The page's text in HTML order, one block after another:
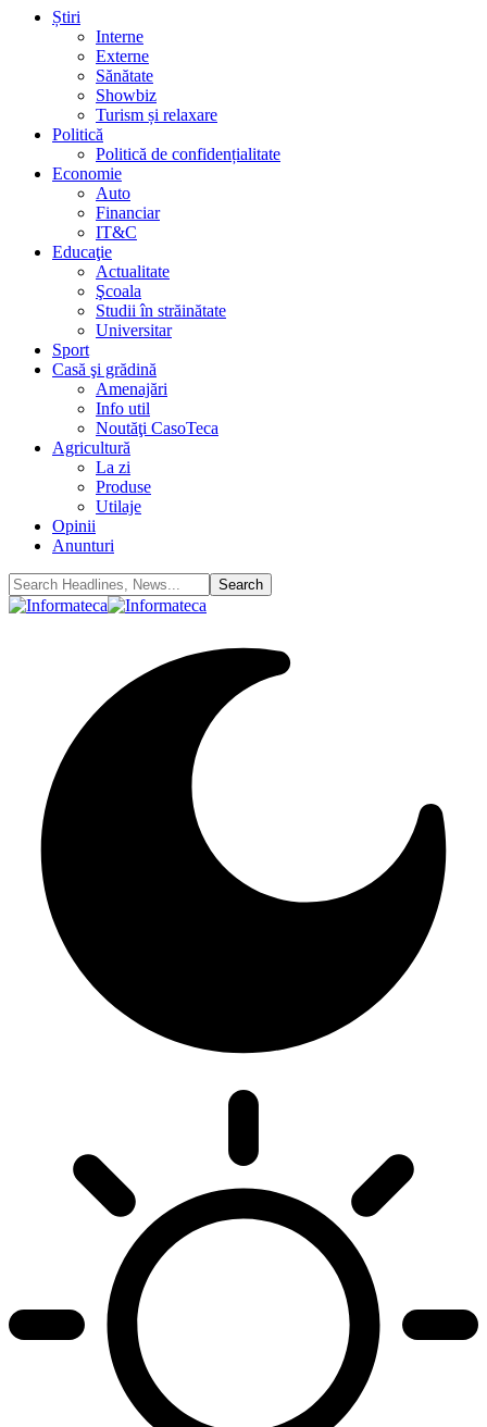
Știri
Interne
Externe
Sănătate
Showbiz
Turism și relaxare
Politică
Politică de confidențialitate
Economie
Auto
Financiar
IT&C
Educaţie
Actualitate
Şcoala
Studii în străinătate
Universitar
Sport
Casă şi grădină
Amenajări
Info util
Noutăţi CasoTeca
Agricultură
La zi
Produse
Utilaje
Opinii
Anunturi